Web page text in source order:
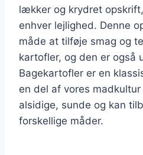
lækker og krydret
enhver lejlighed. Denne
måde at tilføje smag og
kartofler, og den er også
Bagekartofler er en
en del af vores
alsidige, sunde og kan
forskellige måder.